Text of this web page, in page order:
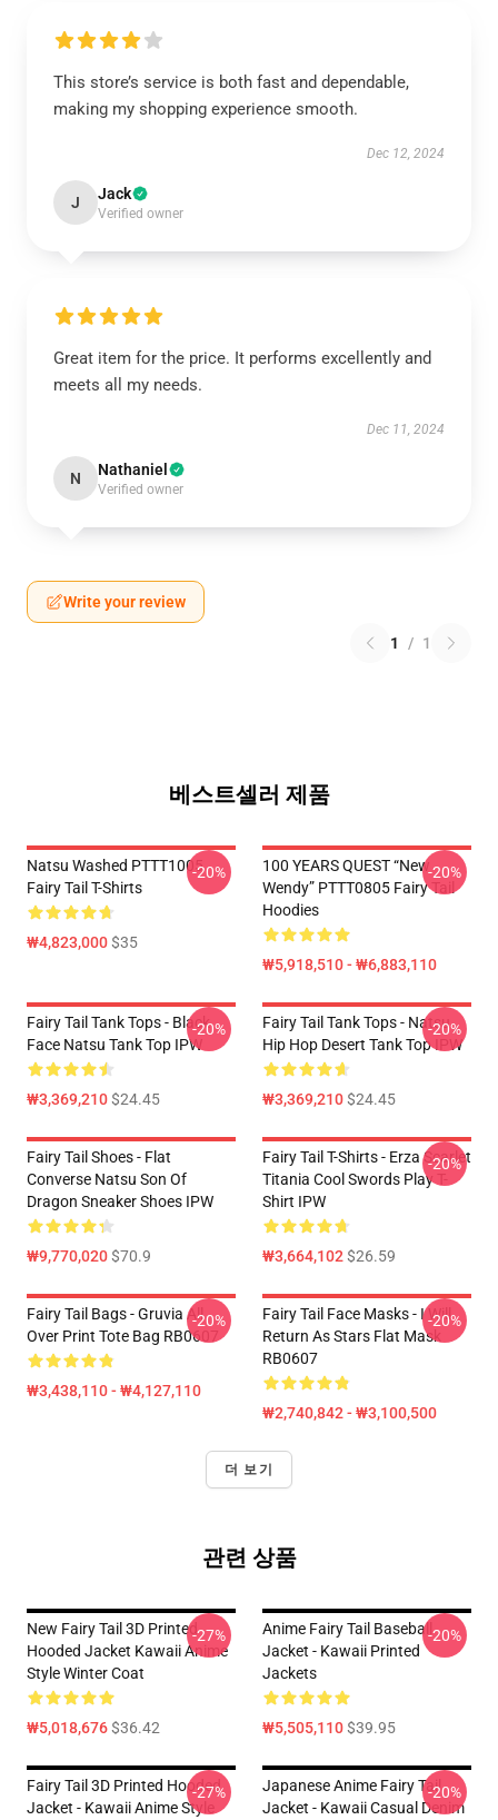
This store’s service is both fast and dependable,
making my shopping experience smooth.
Dec 12, 2024
J Jack
Verified owner
Great item for the price. It performs excellently and
meets all my needs.
Dec 11, 2024
N Nathaniel
Verified owner
Write your review
1 / 1
베스트셀러 제품
Natsu Washed PTTT1005
Fairy Tail T-Shirts
₩4,823,000$35
-20%
100 YEARS QUEST “New
Wendy” PTTT0805 Fairy Tail
Hoodies
₩5,918,510 - ₩6,883,110
-20%
Fairy Tail Tank Tops - Black
Face Natsu Tank Top IPW
₩3,369,210$24.45
-20%
Fairy Tail Tank Tops - Natsu
Hip Hop Desert Tank Top IPW
₩3,369,210$24.45
-20%
Fairy Tail Shoes - Flat
Converse Natsu Son Of
Dragon Sneaker Shoes IPW
₩9,770,020$70.9
Fairy Tail T-Shirts - Erza Scarlet
Titania Cool Swords Play T-
Shirt IPW
₩3,664,102$26.59
-20%
Fairy Tail Bags - Gruvia All
Over Print Tote Bag RB0607
₩3,438,110 - ₩4,127,110
-20%
Fairy Tail Face Masks - I Will
Return As Stars Flat Mask
RB0607
₩2,740,842 - ₩3,100,500
-20%
더 보기
관련 상품
New Fairy Tail 3D Printed
Hooded Jacket Kawaii Anime
Style Winter Coat
₩5,018,676$36.42
-27%
Anime Fairy Tail Baseball
Jacket - Kawaii Printed
Jackets
₩5,505,110$39.95
-20%
Fairy Tail 3D Printed Hooded
Jacket - Kawaii Anime Style
-27%
Japanese Anime Fairy Tail
Jacket - Kawaii Casual Denim
-20%